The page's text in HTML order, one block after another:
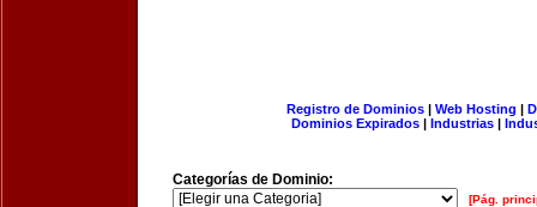
Registro de Dominios| Web Hosting |
Dominios Expirados | Industrias |
Categorías de Dominio:
[Pág.